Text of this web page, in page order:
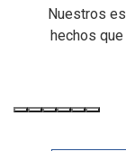
Nuestros
hechos